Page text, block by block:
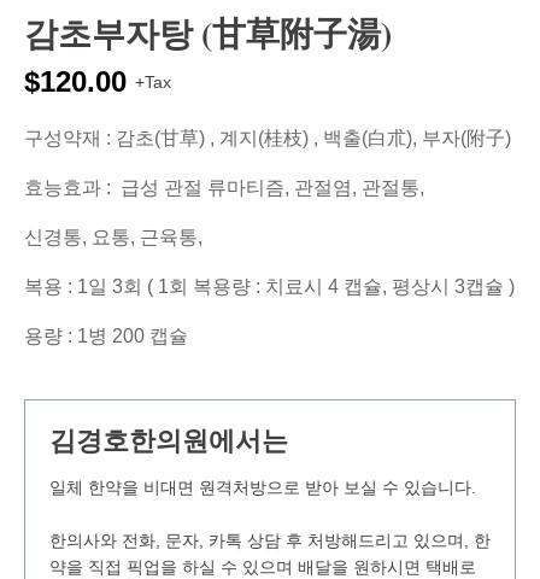
감초부자탕 (甘草附子湯)
$120.00 +Tax
구성약재 : 감초(甘草) , 계지(桂枝) , 백출(白朮), 부자(附子)
효능효과 : 급성 관절 류마티즘, 관절염, 관절통,
신경통, 요통, 근육통,
복용 : 1일 3회 ( 1회 복용량 : 치료시 4 캡슐, 평상시 3캡슐 )
용량 : 1병 200 캡슐
김경호한의원에서는
일체 한약을 비대면 원격처방으로 받아 보실 수 있습니다.
한의사와 전화, 문자, 카톡 상담 후 처방해드리고 있으며, 한
약을 직접 픽업을 하실 수 있으며 배달을 원하시면 택배로